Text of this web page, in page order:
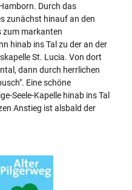
Durch das
zunächst hinauf an den
zum markanten
hinab ins Tal zu der an der
St. Lucia. Von dort
dann durch herrlichen
Eine schöne
Seele-Kapelle hinab ins Tal
Anstieg ist alsbald der